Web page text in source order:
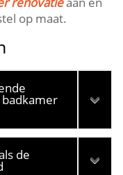
op maat.​
de